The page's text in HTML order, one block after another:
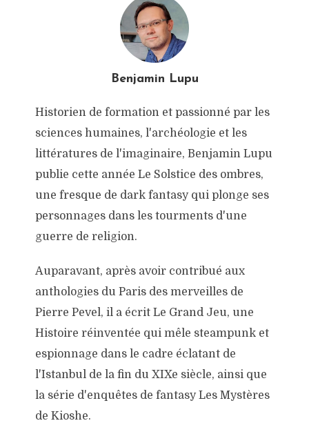
Benjamin Lupu
Historien de formation et passionné par les
sciences humaines, l'archéologie et les
littératures de l'imaginaire, Benjamin Lupu
publie cette année Le Solstice des ombres,
une fresque de dark fantasy qui plonge ses
personnages dans les tourments d'une
guerre de religion.
Auparavant, après avoir contribué aux
anthologies du Paris des merveilles de
Pierre Pevel, il a écrit Le Grand Jeu, une
Histoire réinventée qui mêle steampunk et
espionnage dans le cadre éclatant de
l'Istanbul de la fin du XIXe siècle, ainsi que
la série d'enquêtes de fantasy Les Mystères
de Kioshe.